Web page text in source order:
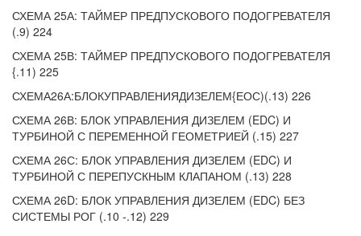
СХЕМА 25А: ТАЙМЕР ПРЕДПУСКОВОГО ПОДОГРЕВАТЕЛЯ
(.9) 224
СХЕМА 25В: ТАЙМЕР ПРЕДПУСКОВОГО ПОДОГРЕВАТЕЛЯ
{.11) 225
СХЕМА26А:БЛОКУПРАВЛЕНИЯДИЗЕЛЕМ{ЕОС)(.13) 226
СХЕМА 26В: БЛОК УПРАВЛЕНИЯ ДИЗЕЛЕМ (EDC) И
ТУРБИНОЙ С ПЕРЕМЕННОЙ ГЕОМЕТРИЕЙ (.15) 227
СХЕМА 26С: БЛОК УПРАВЛЕНИЯ ДИЗЕЛЕМ (EDC) И
ТУРБИНОЙ С ПЕРЕПУСКНЫМ КЛАПАНОМ (.13) 228
СХЕМА 26D: БЛОК УПРАВЛЕНИЯ ДИЗЕЛЕМ (EDC) БЕЗ
СИСТЕМЫ РОГ (.10 -.12) 229